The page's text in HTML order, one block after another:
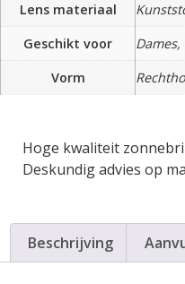
Lens materiaal
Geschikt voor
Vorm
Hoge kwaliteit
Deskundig advies op
Beschrijving